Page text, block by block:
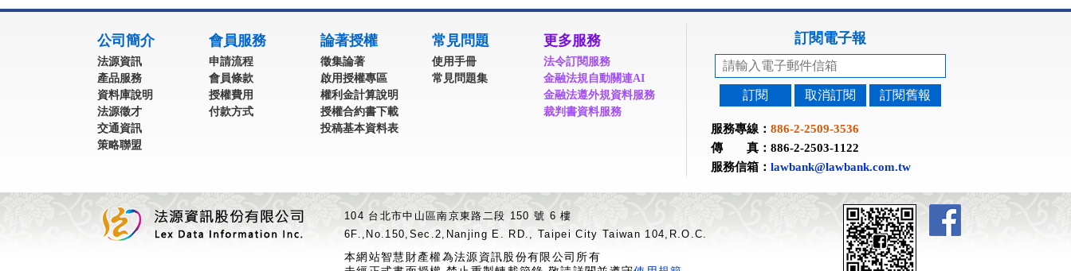
公司簡介
法源資訊
產品服務
資料庫說明
法源徵才
交通資訊
策略聯盟
會員服務
申請流程
會員條款
授權費用
付款方式
論著授權
徵集論著
啟用授權專區
權利金計算說明
授權合約書下載
投稿基本資料表
常見問題
使用手冊
常見問題集
更多服務
法令訂閱服務
金融法規自動關連AI
金融法遵外規資料服務
裁判書資料服務
訂閱電子報
訂閱 取消訂閱 訂閱舊報
服務專線： 886-2-2509-3536
傳 真：886-2-2503-1122
服務信箱： lawbank@lawbank.com.tw
104 台北市中山區南京東路二段 150 號 6 樓
6F.,No.150,Sec.2,Nanjing E. RD., Taipei City Taiwan 104,R.O.C.
本網站智慧財產權為法源資訊股份有限公司所有